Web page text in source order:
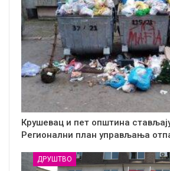
Крушевац и пет општина
Регионални план управљања
ДРУШТВО